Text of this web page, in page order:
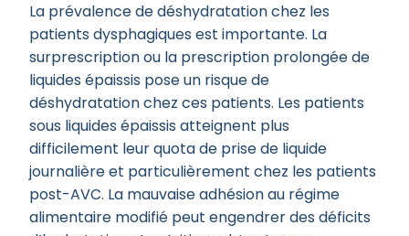
La prévalence de déshydratation chez les
patients dysphagiques est importante. La
surprescription ou la prescription prolongée de
liquides épaissis pose un risque de
déshydratation chez ces patients. Les patients
sous liquides épaissis atteignent plus
difficilement leur quota de prise de liquide
journalière et particulièrement chez les patients
post-AVC. La mauvaise adhésion au régime
alimentaire modifié peut engendrer des déficits